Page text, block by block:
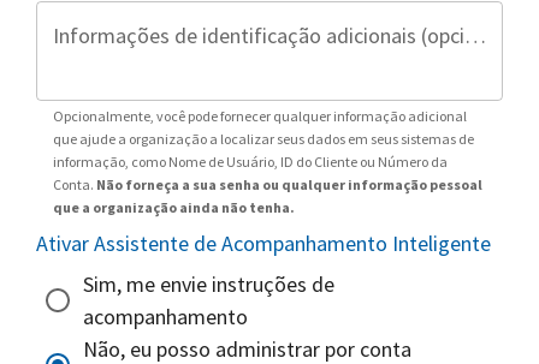
Informações de identificação adicionais (opcional)
Opcionalmente, você pode fornecer qualquer informação adicional
que ajude a organização a localizar seus dados em seus sistemas de
informação, como Nome de Usuário, ID do Cliente ou Número da
Conta. Não forneça a sua senha ou qualquer informação pessoal
que a organização ainda não tenha.
Ativar Assistente de Acompanhamento Inteligente
Sim, me envie instruções de
acompanhamento
Não, eu posso administrar por conta